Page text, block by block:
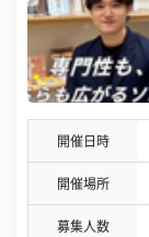
開催日時
開催場所
募集人数